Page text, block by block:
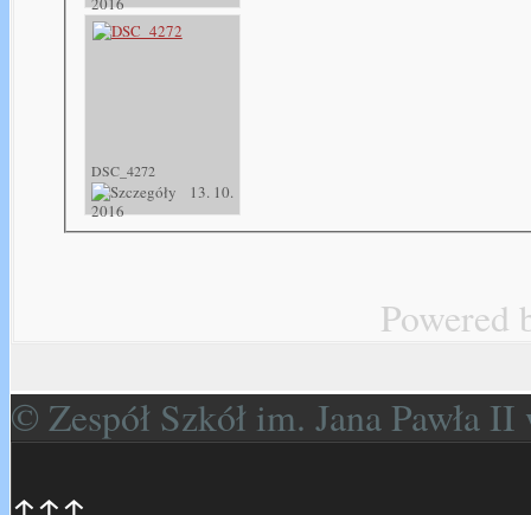
DSC_4272
13. 10.
2016
Powered
© Zespół Szkół im. Jana Pawła